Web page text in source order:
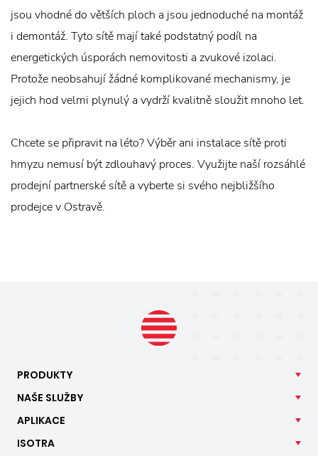
jsou vhodné do větších ploch a jsou jednoduché na montáž
i demontáž. Tyto sítě mají také podstatný podíl na
energetických úsporách nemovitosti a zvukové izolaci.
Protože neobsahují žádné komplikované mechanismy, je
jejich hod velmi plynulý a vydrží kvalitně sloužit mnoho let.
Chcete se připravit na léto? Výběr ani instalace sítě proti
hmyzu nemusí být zdlouhavý proces. Využijte naší rozsáhlé
prodejní partnerské sítě a vyberte si svého nejbližšího
prodejce v Ostravě.
PRODUKTY
NAŠE SLUŽBY
APLIKACE
ISOTRA